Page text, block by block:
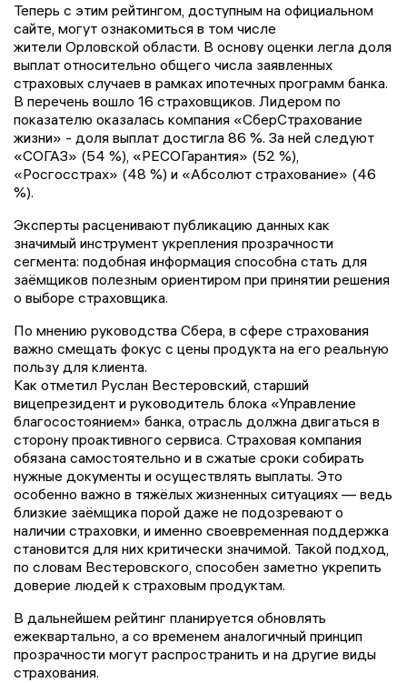
Теперь с этим рейтингом, доступным на официальном
сайте, могут ознакомиться в том числе
жители Орловской области. В основу оценки легла доля
выплат относительно общего числа заявленных
страховых случаев в рамках ипотечных программ банка.
В перечень вошло 16 страховщиков. Лидером по
показателю оказалась компания «СберСтрахование
жизни» - доля выплат достигла 86 %. За ней следуют
«СОГАЗ» (54 %), «РЕСОГарантия» (52 %),
«Росгосстрах» (48 %) и «Абсолют страхование» (46
%).
Эксперты расценивают публикацию данных как
значимый инструмент укрепления прозрачности
сегмента: подобная информация способна стать для
заёмщиков полезным ориентиром при принятии решения
о выборе страховщика.
По мнению руководства Сбера, в сфере страхования
важно смещать фокус с цены продукта на его реальную
пользу для клиента.
Как отметил Руслан Вестеровский, старший
вицепрезидент и руководитель блока «Управление
благосостоянием» банка, отрасль должна двигаться в
сторону проактивного сервиса. Страховая компания
обязана самостоятельно и в сжатые сроки собирать
нужные документы и осуществлять выплаты. Это
особенно важно в тяжёлых жизненных ситуациях — ведь
близкие заёмщика порой даже не подозревают о
наличии страховки, и именно своевременная поддержка
становится для них критически значимой. Такой подход,
по словам Вестеровского, способен заметно укрепить
доверие людей к страховым продуктам.
В дальнейшем рейтинг планируется обновлять
ежеквартально, а со временем аналогичный принцип
прозрачности могут распространить и на другие виды
страхования.